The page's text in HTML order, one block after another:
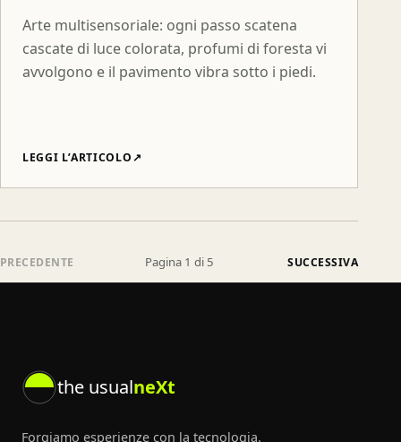
Arte multisensoriale: ogni passo scatena
cascate di luce colorata, profumi di foresta vi
avvolgono e il pavimento vibra sotto i piedi.
LEGGI L’ARTICOLO↗
PRECEDENTE Pagina 1 di 5 SUCCESSIVA
the usualneXt
Forgiamo esperienze con la tecnologia.